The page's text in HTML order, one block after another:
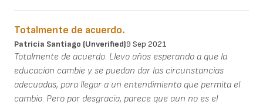
Totalmente de acuerdo.
Patricia Santiago (unverified)9 Sep 2021
Totalmente de acuerdo. Llevo años esperando a que la
educacion cambie y se puedan dar las circunstancias
adecuadas, para llegar a un entendimiento que permita el
cambio. Pero por desgracia, parece que aun no es el